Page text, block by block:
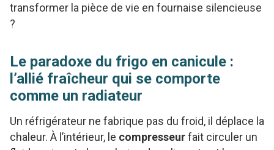
transformer la pièce de vie en fournaise silencieuse
?
Le paradoxe du frigo en canicule :
l’allié fraîcheur qui se comporte
comme un radiateur
Un réfrigérateur ne fabrique pas du froid, il déplace la
chaleur. À l’intérieur, le compresseurfait circuler un